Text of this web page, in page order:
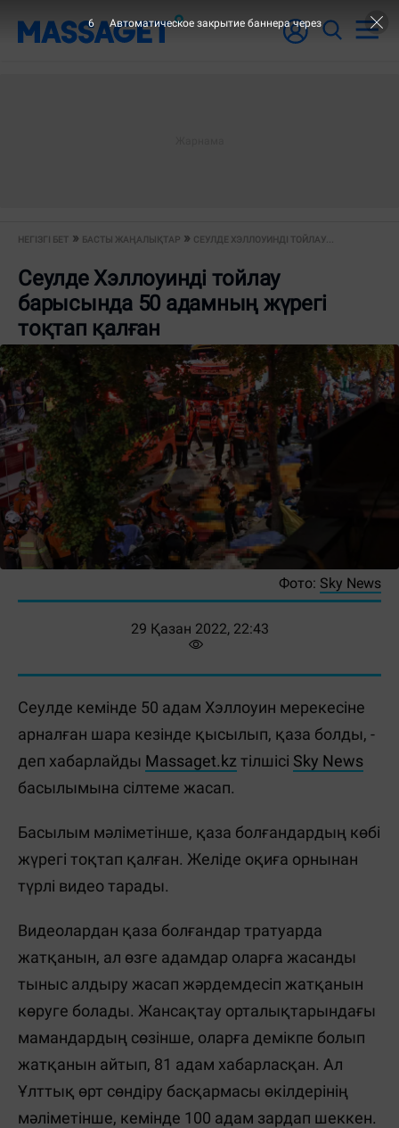
НЕГІЗГІ БЕТ БАСТЫ ЖАҢАЛЫҚТАР СЕУЛДЕ ХЭЛЛОУИНДІ ТОЙЛАУ...
Сеулде Хэллоуинді тойлау
барысында 50 адамның жүрегі
тоқтап қалған
Фото: Sky News
29 Қазан 2022, 22:43
Сеулде кемінде 50 адам Хэллоуин мерекесіне
арналған шара кезінде қысылып, қаза болды, -
деп хабарлайды Massaget.kz тілшісі Sky News
басылымына сілтеме жасап.
Басылым мәліметінше, қаза болғандардың көбі
жүрегі тоқтап қалған. Желіде оқиға орнынан
түрлі видео тарады.
Видеолардан қаза болғандар тратуарда
жатқанын, ал өзге адамдар оларға жасанды
тыныс алдыру жасап жәрдемдесіп жатқанын
көруге болады. Жансақтау орталықтарындағы
мамандардың сөзінше, оларға демікпе болып
жатқанын айтып, 81 адам хабарласқан. Ал
Ұлттық өрт сөндіру басқармасы өкілдерінің
мәліметінше, кемінде 100 адам зардап шеккен.
5 Автоматическое закрытие баннера через